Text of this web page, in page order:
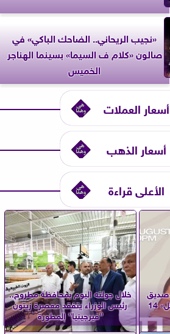
«نجيب الريحاني.. الضاحك الباكي» في
صالون «كلام ف السيما» بسينما الهناجر
الخميس
أسعار العملات
أسعار الذهب
الأعلى قراءة
البرنامج» في حفل «يلا ساحل» 14
خلال جولته اليوم بمحافظة مطروح..
رئيس الوزراء يتفقد معصرة زيتون
”فيرجينيا” المطورة